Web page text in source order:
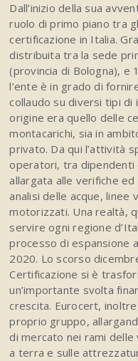
Dall’inizio della sua
ruolo di primo piano tra
certificazione in Italia.
distribuita tra la sede
(provincia di Bologna), e
l’ente è in grado di
collaudo su diversi tipi
origine era quello delle
montacarichi, sia in
privato. Da qui l’attività
operatori, tra dipendenti
allargata alle verifiche
analisi delle acque, linee
motorizzati. Una realtà,
servire ogni regione
processo di espansione
2020. Lo scorso
Certificazione si è
un’importante svolta
crescita. Eurocert,
proprio gruppo,
di mercato nei rami
a terra e sulle